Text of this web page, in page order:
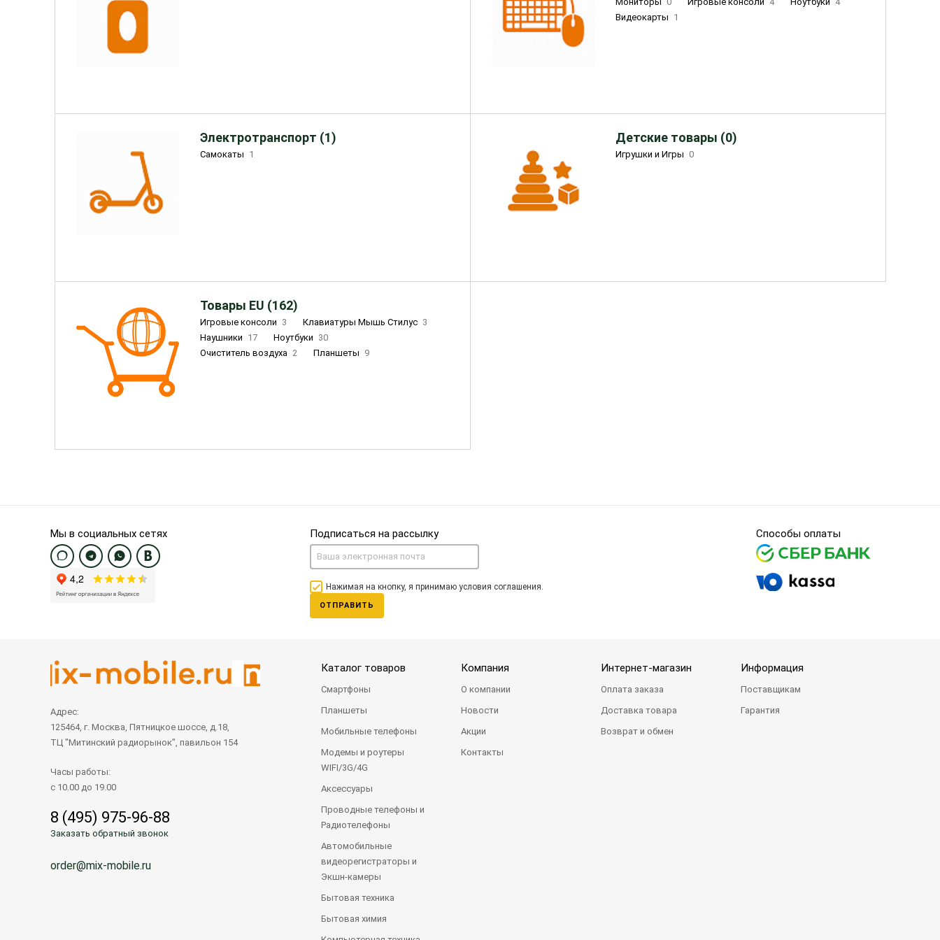
Видеокарты 1
Электротранспорт (1)
Самокаты 1
Детские товары (0)
Игрушки и Игры 0
Товары EU (162)
Игровые консоли 3 Клавиатуры Мышь Стилус 3
Наушники 17 Ноутбуки 30
Очиститель воздуха 2 Планшеты 9
Мы в социальных сетях Подписаться на рассылку
Нажимая на кнопку, я принимаю условия соглашения.
ОТПРАВИТЬ
Способы оплаты
Адрес:
125464, г. Москва, Пятницкое шоссе, д.18,
ТЦ "Митинский радиорынок", павильон 154
Часы работы:
с 10.00 до 19.00
8 (495) 975-96-88
Заказать обратный звонок
order@mix-mobile.ru
Каталог товаров
Смартфоны
Планшеты
Мобильные телефоны
Модемы и роутеры
WIFI/3G/4G
Аксессуары
Проводные телефоны и
Радиотелефоны
Автомобильные
видеорегистраторы и
Экшн-камеры
Бытовая техника
Бытовая химия
Компания
О компании
Новости
Акции
Контакты
Интернет-магазин
Оплата заказа
Доставка товара
Возврат и обмен
Информация
Поставщикам
Гарантия